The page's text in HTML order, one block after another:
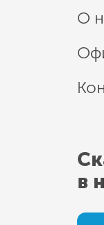
О
в